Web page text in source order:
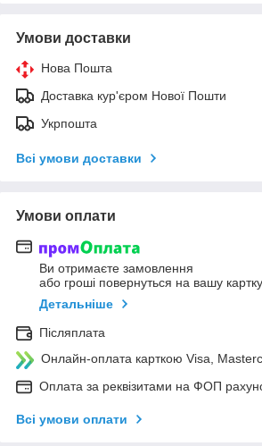
Умови доставки
Нова Пошта
Доставка кур'єром Нової Пошти
Укрпошта
Всі умови доставки
Умови оплати
Ви отримаєте замовлення
або гроші повернуться на вашу картку
Детальніше
Післяплата
Онлайн-оплата карткою Visa,
Оплата за реквізитами на ФОП
Всі умови оплати